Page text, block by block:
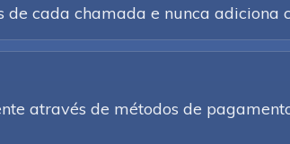
de cada chamada e nunca adiciona
através de métodos de